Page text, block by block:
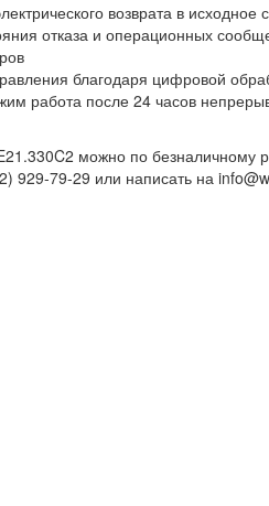
возврата в исходное
отказа и операционных
благодаря цифровой
работа после 24 часов
можно по безналичному
929-79-29 или написать на